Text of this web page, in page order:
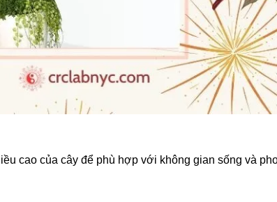
cao của cây để phù hợp với không gian sống và